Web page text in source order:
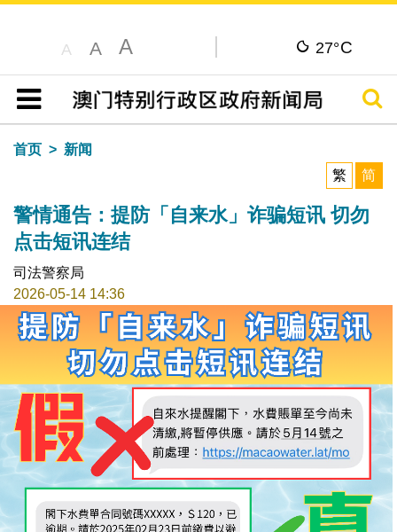
A A A 27°C
目录
搜寻
首页
新闻
繁
简
警情通告：提防「自来水」诈骗短讯 切勿
点击短讯连结
司法警察局
2026-05-14 14:36